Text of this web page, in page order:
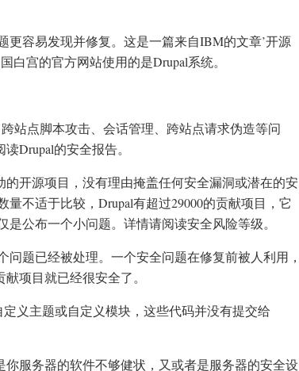
容易发现并修复。这是一篇来自IBM的文章’开源
白宫的官方网站使用的是Drupal系统。
站点脚本攻击、会话管理、跨站点请求伪造等问
Drupal的安全报告。
开源项目，没有理由掩盖任何安全漏洞或潜在的安
不适于比较，Drupal有超过29000的贡献项目，它
公布一个小问题。详情请阅读安全风险等级。
题已经被处理。一个安全问题在修复前被人利用，
项目就已经很安全了。
义主题或自定义模块，这些代码并没有提交给
服务器的软件不够健状，又或者是服务器的安全设